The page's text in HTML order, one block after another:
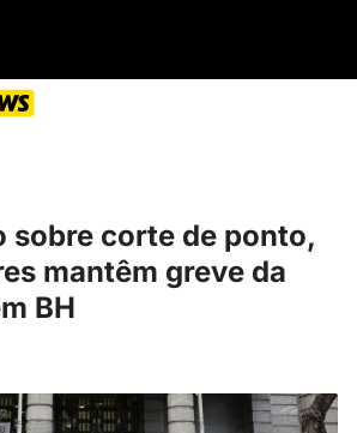
sobre corte de ponto,
mantêm greve da
BH